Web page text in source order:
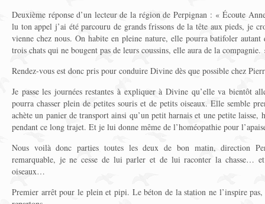
Deuxième réponse d’un lecteur de la région de Perpignan : « Écoute
lu ton appel j’ai été parcouru de grands frissons de la tête aux pieds, je
vienne chez nous. On habite en pleine nature, elle pourra batifoler
trois chats qui ne bougent pas de leurs coussins, elle aura de la compagnie.
Rendez-vous est donc pris pour conduire Divine dès que possible chez
Je passe les journées restantes à expliquer à Divine qu’elle va bientôt
pourra chasser plein de petites souris et de petits oiseaux. Elle semble
achète un panier de transport ainsi qu’un petit harnais et une petite laisse,
pendant ce long trajet. Et je lui donne même de l’homéopathie pour
Nous voilà donc parties toutes les deux de bon matin, direction
remarquable, je ne cesse de lui parler et de lui raconter la chasse…
oiseaux…
Premier arrêt pour le plein et pipi. Le béton de la station ne l’inspire